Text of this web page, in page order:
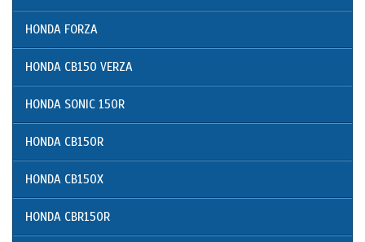
HONDA FORZA
HONDA CB150 VERZA
HONDA SONIC 150R
HONDA CB150R
HONDA CB150X
HONDA CBR150R